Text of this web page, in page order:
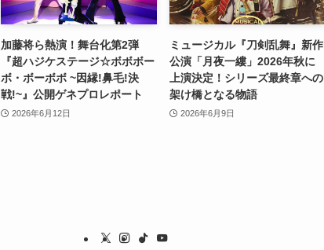
加藤将ら熱演！舞台化第2弾
『超ハジケステージ☆ボボボー
ボ・ボーボボ ~因縁!鼻毛!決
戦!~』公開ゲネプロレポート
2026年6月12日
ミュージカル『刀剣乱舞』新作
公演「月夜一縷」2026年秋に
上演決定！シリーズ最終章への
架け橋となる物語
2026年6月9日